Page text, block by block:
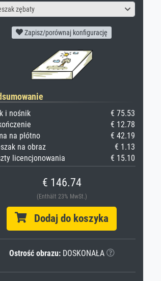
zębaty
Zapisz/porównaj konfigurację
i nośnik
€ 75.53
€ 12.78
na płótno
€ 42.19
na obraz
€ 1.13
licencjonowania
€ 15.10
€ 146.74
(Enthält 23% MwSt.)
Dodaj do koszyka
Ostrość obrazu:DOSKONAŁA